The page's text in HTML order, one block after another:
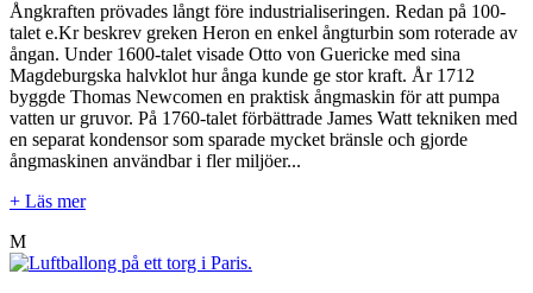
Ångkraften prövades långt före industrialiseringen. Redan på 100-
talet e.Kr beskrev greken Heron en enkel ångturbin som roterade av
ångan. Under 1600-talet visade Otto von Guericke med sina
Magdeburgska halvklot hur ånga kunde ge stor kraft. År 1712
byggde Thomas Newcomen en praktisk ångmaskin för att pumpa
vatten ur gruvor. På 1760-talet förbättrade James Watt tekniken med
en separat kondensor som sparade mycket bränsle och gjorde
ångmaskinen användbar i fler miljöer...
+ Läs mer
M